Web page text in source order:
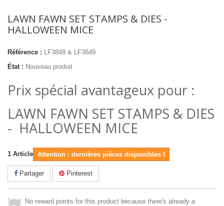
LAWN FAWN SET STAMPS & DIES -
HALLOWEEN MICE
Référence : LF3848 & LF3849
État : Nouveau produit
Prix spécial avantageux pour :
LAWN FAWN SET STAMPS & DIES
- HALLOWEEN MICE
1 Article Attention : dernières pièces disponibles !
Partager Pinterest
No reward points for this product because there's already a